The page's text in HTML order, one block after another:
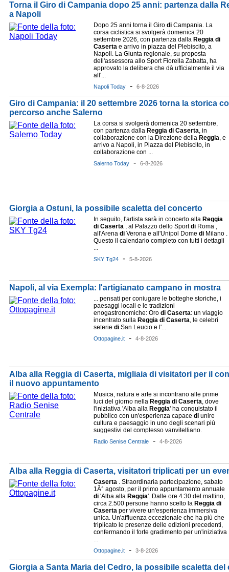
Torna il Giro di Campania dopo 25 anni: partenza dalla
a Napoli
Dopo 25 anni torna il Giro di Campania. La
corsa ciclistica si svolgerà domenica 20
settembre 2026, con partenza dalla Reggia di
Caserta e arrivo in piazza del Plebiscito, a
Napoli. La Giunta regionale, su proposta
dell'assessora allo Sport Fiorella Zabatta, ha
approvato la delibera che dà ufficialmente il via
all'...
Napoli Today - 6-8-2026
Giro di Campania: il 20 settembre 2026 torna la storica
percorso anche Salerno
La corsa si svolgerà domenica 20 settembre,
con partenza dalla Reggia di Caserta, in
collaborazione con la Direzione della Reggia, e
arrivo a Napoli, in Piazza del Plebiscito, in
collaborazione con ...
Salerno Today - 6-8-2026
Giorgia a Ostuni, la possibile scaletta del concerto
In seguito, l'artista sarà in concerto alla Reggia
di Caserta , al Palazzo dello Sportdi Roma ,
all'Arena di Verona e all'Unipol Dome di Milano .
Questo il calendario completo con tutti i dettagli
...
SKY Tg24 - 5-8-2026
Napoli, al via Exempla: l'artigianato campano in mostra
... pensati per coniugare le botteghe storiche, i
paesaggi locali e le tradizioni
enogastronomiche: Oro di Caserta: un viaggio
incentrato sulla Reggia di Caserta, le celebri
seterie di San Leucio e l'...
Ottopagine.it - 4-8-2026
Alba alla Reggia di Caserta, migliaia di visitatori per il
il nuovo appuntamento
Musica, natura e arte si incontrano alle prime
luci del giorno nella Reggia di Caserta, dove
l'iniziativa 'Alba alla Reggia' ha conquistato il
pubblico con un'esperienza capace di unire
cultura e paesaggio in uno degli scenari più
suggestivi del complesso vanvitelliano.
Radio Senise Centrale - 4-8-2026
Alba alla Reggia di Caserta, visitatori triplicati per un
Caserta . Straordinaria partecipazione, sabato
1Â° agosto, per il primo appuntamento annuale
di 'Alba alla Reggia'. Dalle ore 4:30 del mattino,
circa 2.500 persone hanno scelto la Reggia di
Caserta per vivere un'esperienza immersiva
unica. Un'affluenza eccezionale che ha più che
triplicato le presenze delle edizioni precedenti,
confermando il forte gradimento per un'iniziativa
...
Ottopagine.it - 3-8-2026
Giorgia a Santa Maria del Cedro, la possibile scaletta del